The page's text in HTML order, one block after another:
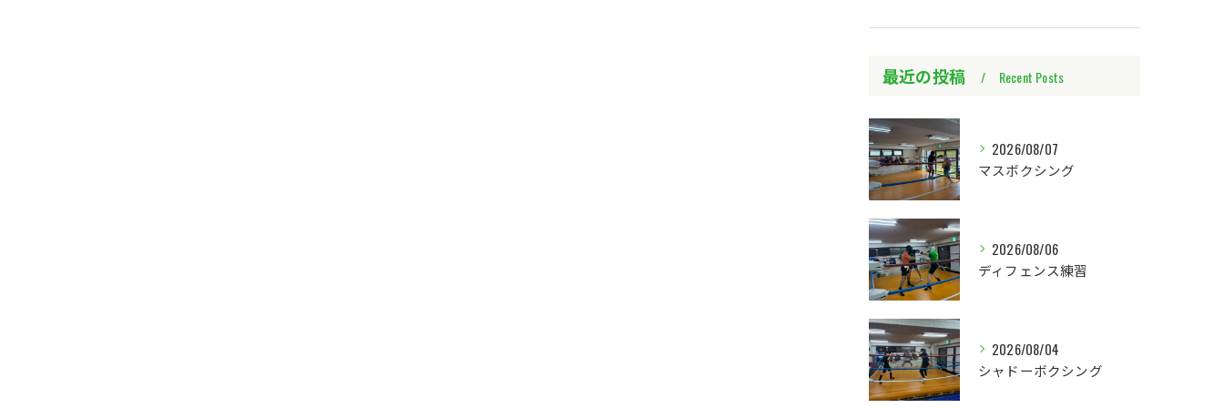
最近の投稿 Recent Posts
2026/08/07
マスボクシング
2026/08/06
ディフェンス練習
2026/08/04
シャドーボクシング